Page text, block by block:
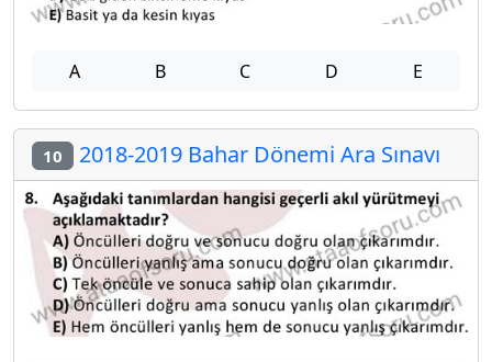
A B C D E
10 2018-2019 Bahar Dönemi Ara Sınavı